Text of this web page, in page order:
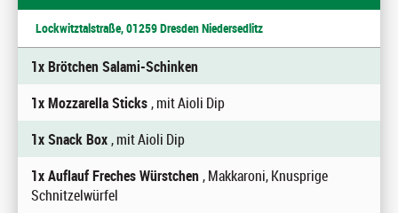
Lockwitztalstraße, 01259 Dresden Niedersedlitz
1x Brötchen Salami-Schinken
1x Mozzarella Sticks, mit Aioli Dip
1x Snack Box, mit Aioli Dip
1x Auflauf Freches Würstchen, Makkaroni, Knusprige
Schnitzelwürfel